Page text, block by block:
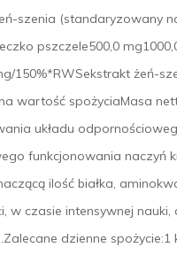
szenia (standaryzowany
pszczele500,0
150%*RWSekstrakt żeń-
wartość spożyciaMasa
układu
funkcjonowania naczyń
ilość białka,
w czasie intensywnej
dzienne